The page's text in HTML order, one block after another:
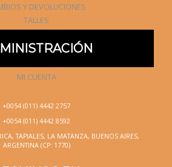
Y DEVOLUCIONES
TALLES
MI CUENTA
+0054 (011) 4442 2757
+0054 (011) 4442 8592
TAPIALES, LA MATANZA, BUENOS AIRES,
ARGENTINA (CP: 1770)